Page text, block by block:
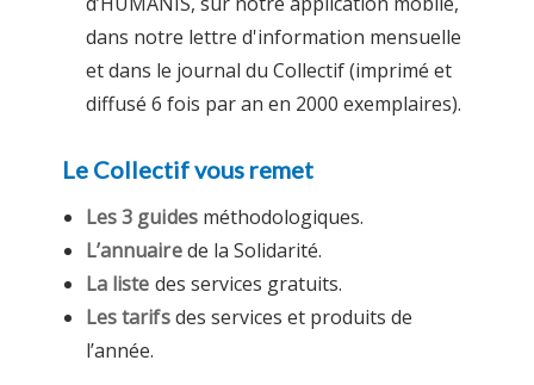
dans notre lettre d'information mensuelle
et dans le journal du Collectif (imprimé et
diffusé 6 fois par an en 2000 exemplaires).
Le Collectif vous remet
Les 3 guidesméthodologiques.
L’annuairede la Solidarité.
La liste des services gratuits.
Les tarifsdes services et produits de
l’année.